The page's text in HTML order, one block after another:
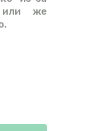
или же